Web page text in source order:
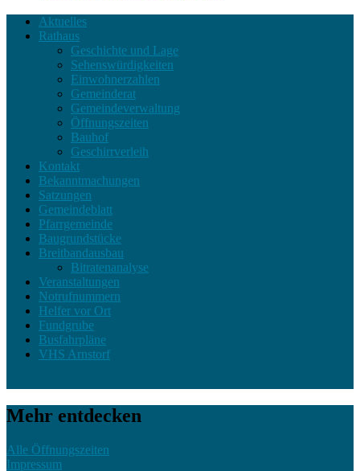
Aktuelles
Rathaus
Geschichte und Lage
Sehenswürdigkeiten
Einwohnerzahlen
Gemeinderat
Gemeindeverwaltung
Öffnungszeiten
Bauhof
Geschirrverleih
Kontakt
Bekanntmachungen
Satzungen
Gemeindeblatt
Pfarrgemeinde
Baugrundstücke
Breitbandausbau
Bitratenanalyse
Veranstaltungen
Notrufnummern
Helfer vor Ort
Fundgrube
Busfahrpläne
VHS Arnstorf
Mehr entdecken
Alle Öffnungszeiten
Impressum